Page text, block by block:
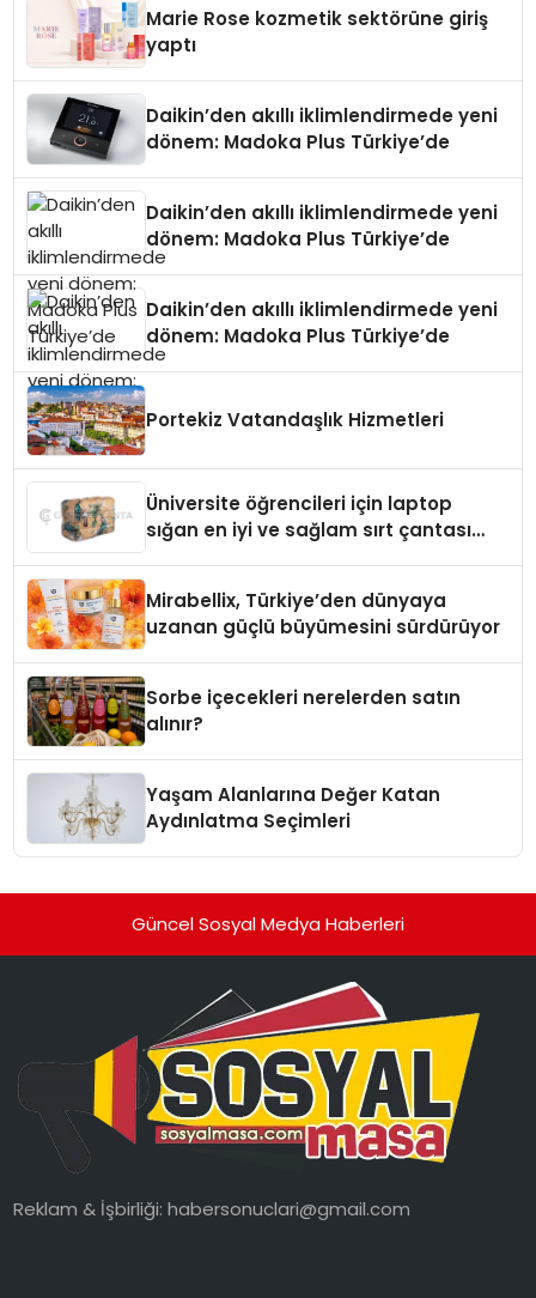
Marie Rose kozmetik sektörüne giriş
yaptı
Daikin’den akıllı iklimlendirmede yeni
dönem: Madoka Plus Türkiye’de
Daikin’den akıllı iklimlendirmede yeni
dönem: Madoka Plus Türkiye’de
Daikin’den akıllı iklimlendirmede yeni
dönem: Madoka Plus Türkiye’de
Portekiz Vatandaşlık Hizmetleri
Üniversite öğrencileri için laptop
sığan en iyi ve sağlam sırt çantası
Mirabellix, Türkiye’den dünyaya
uzanan güçlü büyümesini sürdürüyor
Sorbe içecekleri nerelerden satın
alınır?
Yaşam Alanlarına Değer Katan
Aydınlatma Seçimleri
Güncel Sosyal Medya Haberleri
Reklam & İşbirliği:habersonuclari@gmail.com